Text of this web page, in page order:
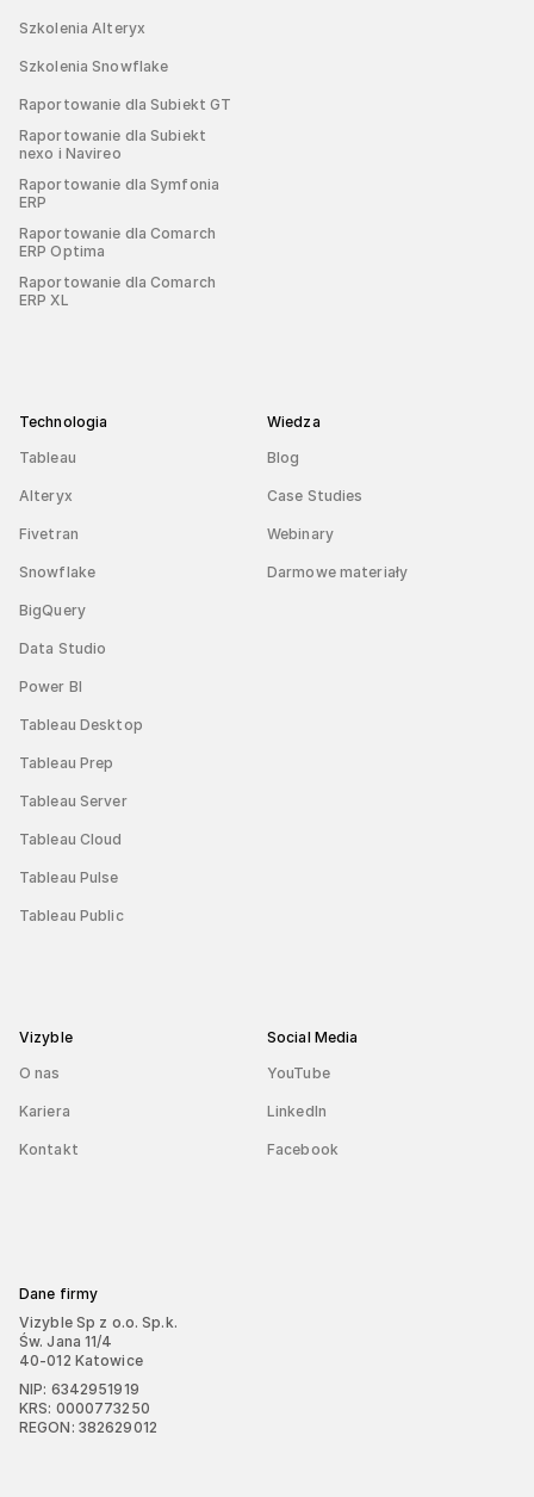
Szkolenia Alteryx
Szkolenia Snowflake
Raportowanie dla Subiekt GT
Raportowanie dla Subiekt
nexo i Navireo
Raportowanie dla Symfonia
ERP
Raportowanie dla Comarch
ERP Optima
Raportowanie dla Comarch
ERP XL
Technologia
Tableau
Alteryx
Fivetran
Snowflake
BigQuery
Data Studio
Power BI
Tableau Desktop
Tableau Prep
Tableau Server
Tableau Cloud
Tableau Pulse
Tableau Public
Wiedza
Blog
Case Studies
Webinary
Darmowe materiały
Vizyble
O nas
Kariera
Kontakt
Social Media
YouTube
LinkedIn
Facebook
Dane firmy
Vizyble Sp z o.o. Sp.k.
Św. Jana 11/4
40-012 Katowice
NIP: 6342951919
KRS: 0000773250
REGON: 382629012